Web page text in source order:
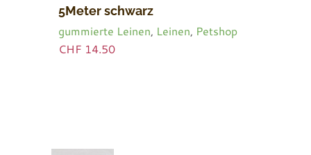
5Meter schwarz
gummierte Leinen, Leinen, Petshop
CHF 14.50